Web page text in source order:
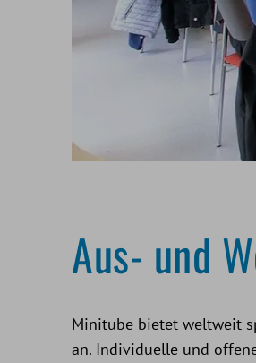
Aus- und
Minitube bietet weltweit
an. Individuelle und